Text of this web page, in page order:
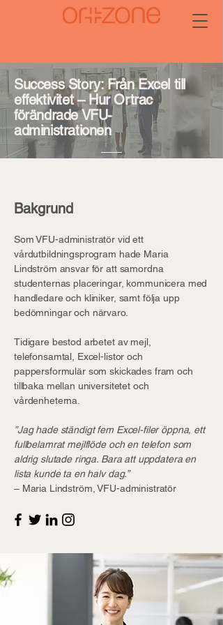
Success Story: Från Excel till
effektivitet – Hur Ortrac
förändrade VFU-
administrationen
Bakgrund
Som VFU-administratör vid ett
vårdutbildningsprogram hade Maria
Lindström ansvar för att samordna
studenternas placeringar, kommunicera med
handledare och kliniker, samt följa upp
bedömningar och närvaro.
Tidigare bestod arbetet av mejl,
telefonsamtal, Excel-listor och
pappersformulär som skickades fram och
tillbaka mellan universitetet och
vårdenheterna.
”Jag hade ständigt fem Excel-filer öppna, ett
fullbelamrat mejlflöde och en telefon som
aldrig slutade ringa. Bara att uppdatera en
lista kunde ta en halv dag.”
– Maria Lindström, VFU-administratör